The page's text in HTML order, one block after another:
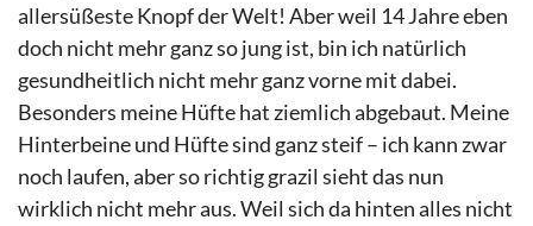
allersüßeste Knopf der Welt! Aber weil 14 Jahre eben
doch nicht mehr ganz so jung ist, bin ich natürlich
gesundheitlich nicht mehr ganz vorne mit dabei.
Besonders meine Hüfte hat ziemlich abgebaut. Meine
Hinterbeine und Hüfte sind ganz steif – ich kann zwar
noch laufen, aber so richtig grazil sieht das nun
wirklich nicht mehr aus. Weil sich da hinten alles nicht